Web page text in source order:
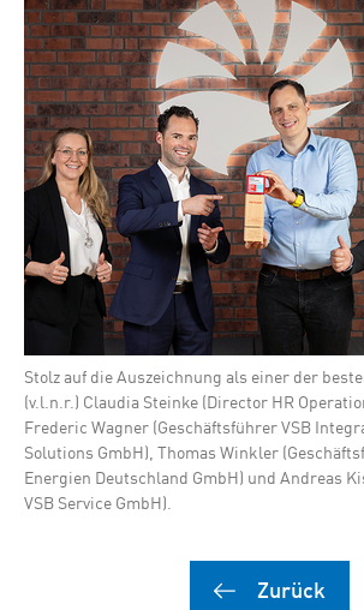
Stolz auf die Auszeichnung als einer der
(v.l.n.r.) Claudia Steinke (Director HR
Frederic Wagner (Geschäftsführer VSB
Solutions GmbH), Thomas Winkler
Energien Deutschland GmbH) und Andreas
VSB Service GmbH).
Zurück